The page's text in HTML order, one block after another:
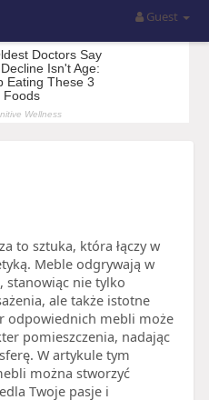
Guest
to sztuka, która łączy w
Meble odgrywają w
stanowiąc nie tylko
ale także istotne
odpowiednich mebli może
pomieszczenia, nadając
W artykule tym
można stworzyć
Twoje pasje i